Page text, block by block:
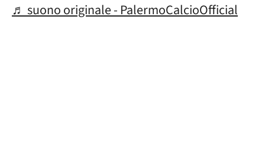
♬ suono originale - PalermoCalcioOfficial